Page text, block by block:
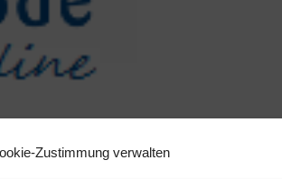
Zustimmung verwalten
durch das Kultusministerium